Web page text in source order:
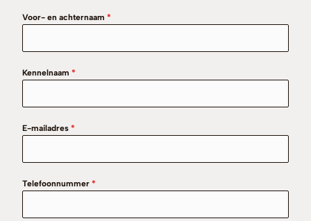
Voor- en achternaam *
Kennelnaam *
E-mailadres *
Telefoonnummer *